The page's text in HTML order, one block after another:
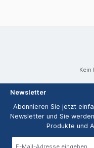
Kein
Newsletter
Abonnieren Sie jetzt
Newsletter und Sie
Produkte und